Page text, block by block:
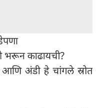
भरून काढायची?
आणि अंडी हे चांगले स्रोत